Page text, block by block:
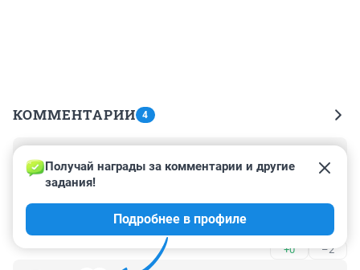
КОММЕНТАРИИ 4
9 февраля 2022, 20:54
Ну что, бизнесмены - тунеядцы - спекулянты - стар
таперы? Кто хочет возвращения товарища Сталина?
+0 –2
Получай награды за комментарии и другие
задания!
Подробнее в профиле